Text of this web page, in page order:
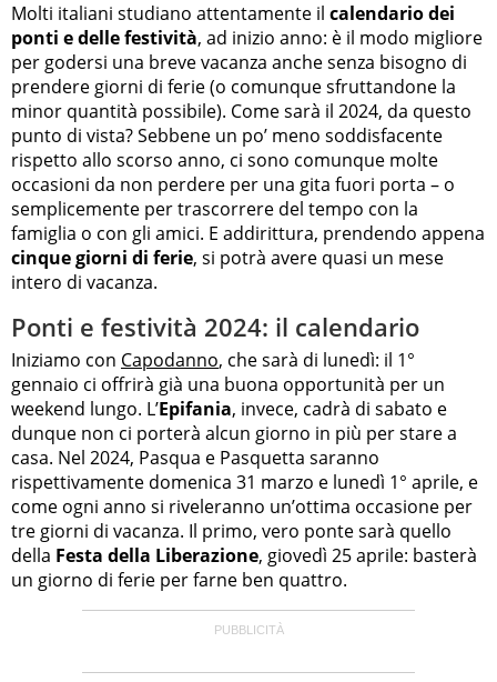
Molti italiani studiano attentamente il calendario dei
ponti e delle festività, ad inizio anno: è il modo migliore
per godersi una breve vacanza anche senza bisogno di
prendere giorni di ferie (o comunque sfruttandone la
minor quantità possibile). Come sarà il 2024, da questo
punto di vista? Sebbene un po’ meno soddisfacente
rispetto allo scorso anno, ci sono comunque molte
occasioni da non perdere per una gita fuori porta – o
semplicemente per trascorrere del tempo con la
famiglia o con gli amici. E addirittura, prendendo appena
cinque giorni di ferie, si potrà avere quasi un mese
intero di vacanza.
Ponti e festività 2024: il calendario
Iniziamo con Capodanno, che sarà di lunedì: il 1°
gennaio ci offrirà già una buona opportunità per un
weekend lungo. L’Epifania, invece, cadrà di sabato e
dunque non ci porterà alcun giorno in più per stare a
casa. Nel 2024, Pasqua e Pasquetta saranno
rispettivamente domenica 31 marzo e lunedì 1° aprile, e
come ogni anno si riveleranno un’ottima occasione per
tre giorni di vacanza. Il primo, vero ponte sarà quello
della Festa della Liberazione, giovedì 25 aprile: basterà
un giorno di ferie per farne ben quattro.